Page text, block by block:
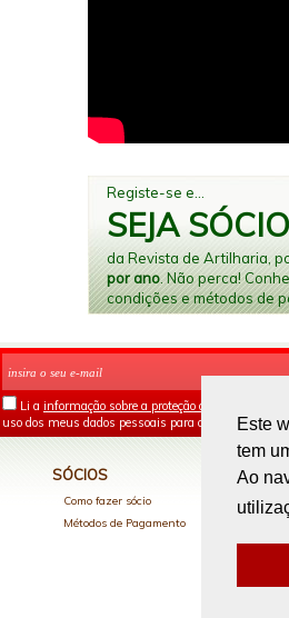
Este
tem
Ao
Registe-se e...
SEJA SÓCIO
da Revista de Artilharia,
por ano. Não perca!
condições e métodos de
Li a informação sobre a proteção de dados
uso dos meus dados pessoais para os fins
SÓCIOS
Como fazer sócio
Métodos de Pagamento